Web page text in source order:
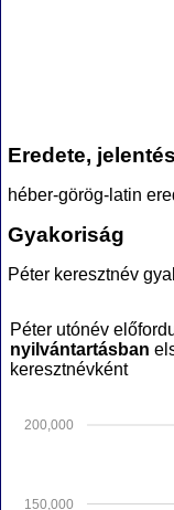
Eredete,
héber-görög-latin
Gyakoriság
Péter keresztnév
Péter utónév
nyilvántartásban
keresztnévként
150,000
200,000